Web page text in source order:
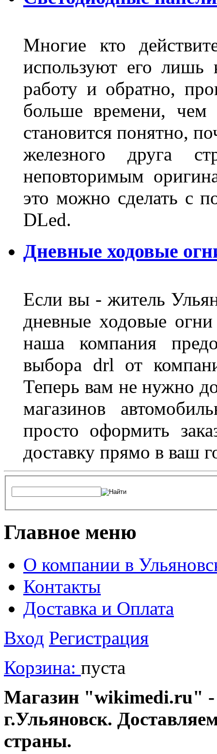
Многие кто
используют его лишь
работу и обратно,
больше времени, чем
становится понятно,
железного друга
неповторимым
это можно сделать с
DLed.
Дневные ходовые
Если вы - житель
дневные ходовые
наша компания
выбора drl от
Теперь вам не нужно
магазинов
просто оформить
доставку прямо в ваш
Главное меню
О компании в
Контакты
Доставка и Оплата
Вход Регистрация
Корзина: пуста
Магазин "wikimedi.ru" -
г.Ульяновск.
страны.